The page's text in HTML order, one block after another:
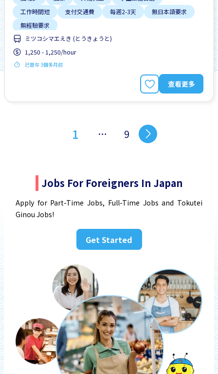
工作時間短
支付交通費 每週2-3天
無日本語要求
無經驗要求
ミツコシマエえき (とうきょうと)
1,250 - 1,250/hour
已發布 3個多月前
查看更多
1 … 9
Jobs For Foreigners In Japan
Apply for Part-Time Jobs, Full-Time Jobs and Tokutei
Ginou Jobs!
Get Started